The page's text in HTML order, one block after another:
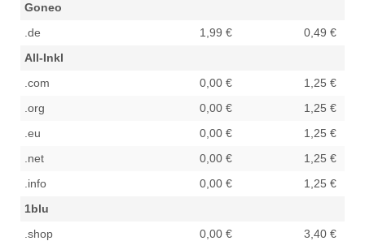
Goneo
.de
1,99 €
0,49 €
All-Inkl
.com
0,00 €
1,25 €
.org
0,00 €
1,25 €
.eu
0,00 €
1,25 €
.net
0,00 €
1,25 €
.info
0,00 €
1,25 €
1blu
.shop
0,00 €
3,40 €